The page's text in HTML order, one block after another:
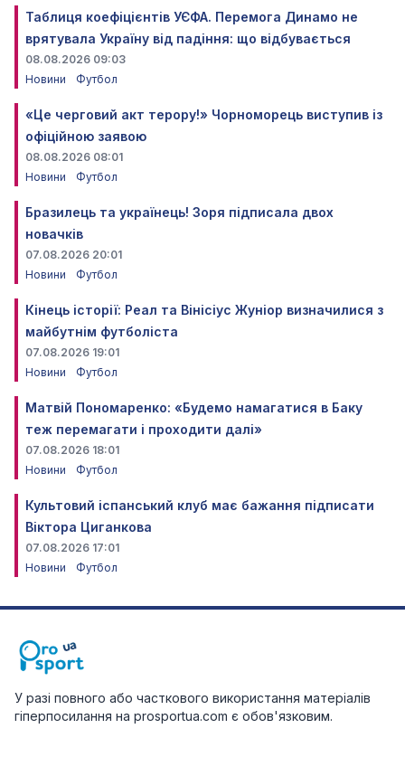
Таблиця коефіцієнтів УЄФА. Перемога Динамо не
врятувала Україну від падіння: що відбувається
08.08.2026 09:03
Новини
Футбол
«Це черговий акт терору!» Чорноморець виступив із
офіційною заявою
08.08.2026 08:01
Новини
Футбол
Бразилець та українець! Зоря підписала двох
новачків
07.08.2026 20:01
Новини
Футбол
Кінець історії: Реал та Вінісіус Жуніор визначилися з
майбутнім футболіста
07.08.2026 19:01
Новини
Футбол
Матвій Пономаренко: «Будемо намагатися в Баку
теж перемагати і проходити далі»
07.08.2026 18:01
Новини
Футбол
Культовий іспанський клуб має бажання підписати
Віктора Циганкова
07.08.2026 17:01
Новини
Футбол
У разі повного або часткового використання матеріалів
гіперпосилання на prosportua.com є обов'язковим.